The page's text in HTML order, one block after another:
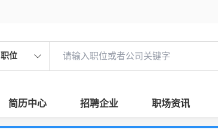
职位
简历中心 招聘企业 职场资讯